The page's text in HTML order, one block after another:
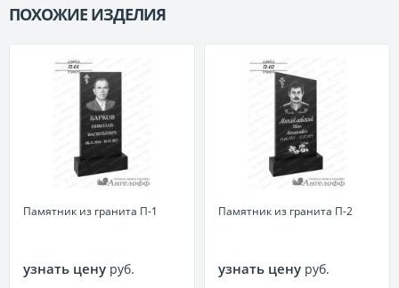
ПОХОЖИЕ ИЗДЕЛИЯ
Памятник из гранита П-1
узнать цену руб.
Памятник из гранита П-2
узнать цену руб.